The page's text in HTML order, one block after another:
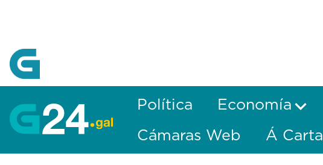
Política Economía
Cámaras Web
Á Carta